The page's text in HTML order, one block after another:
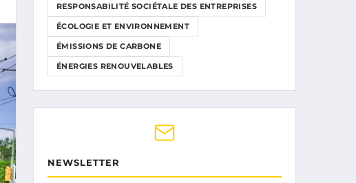
RESPONSABILITÉ SOCIÉTALE DES ENTREPRISES
ÉCOLOGIE ET ENVIRONNEMENT
ÉMISSIONS DE CARBONE
ÉNERGIES RENOUVELABLES
NEWSLETTER